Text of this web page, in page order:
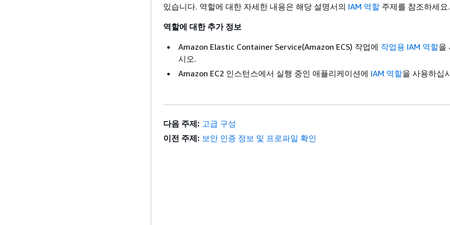
있습니다. 역할에 대한 자세한 내용은 해당 설명서의 IAM 역할 주제를 참조하세요.
역할에 대한 추가 정보
Amazon Elastic Container Service(Amazon ECS) 작업에 작업용 IAM 역할을
시오.
Amazon EC2 인스턴스에서 실행 중인 애플리케이션에 IAM 역할을 사용하십
다음 주제: 고급 구성
이전 주제: 보안 인증 정보 및 프로파일 확인